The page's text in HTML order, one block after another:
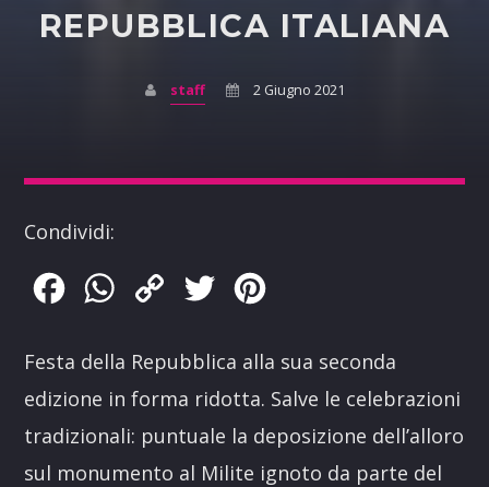
REPUBBLICA ITALIANA
staff 2 Giugno 2021
Condividi:
FacebookWhatsApp
Copy
Twitter
Festa della Repubblica alla sua seconda
edizione in forma ridotta. Salve le celebrazioni
tradizionali: puntuale la deposizione dell’alloro
sul monumento al Milite ignoto da parte del